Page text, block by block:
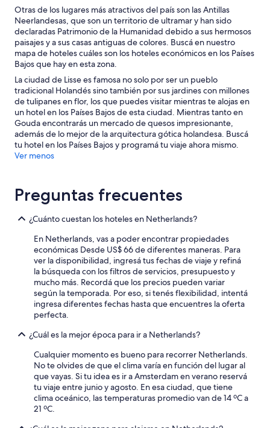
Otras de los lugares más atractivos del país son las Antillas
Neerlandesas, que son un territorio de ultramar y han sido
declaradas Patrimonio de la Humanidad debido a sus hermosos
paisajes y a sus casas antiguas de colores. Buscá en nuestro
mapa de hoteles cuáles son los hoteles económicos en los Países
Bajos que hay en esta zona.
La ciudad de Lisse es famosa no solo por ser un pueblo
tradicional Holandés sino también por sus jardines con millones
de tulipanes en flor, los que puedes visitar mientras te alojas en
un hotel en los Países Bajos de esta ciudad. Mientras tanto en
Gouda encontrarás un mercado de quesos impresionante,
además de lo mejor de la arquitectura gótica holandesa. Buscá
tu hotel en los Países Bajos y programá tu viaje ahora mismo.
Ver menos
Preguntas frecuentes
¿Cuánto cuestan los hoteles en Netherlands?
En Netherlands, vas a poder encontrar propiedades
económicas Desde US$ 66 de diferentes maneras. Para
ver la disponibilidad, ingresá tus fechas de viaje y refiná
la búsqueda con los filtros de servicios, presupuesto y
mucho más. Recordá que los precios pueden variar
según la temporada. Por eso, si tenés flexibilidad, intentá
ingresa diferentes fechas hasta que encuentres la oferta
perfecta.
¿Cuál es la mejor época para ir a Netherlands?
Cualquier momento es bueno para recorrer Netherlands.
No te olvides de que el clima varía en función del lugar al
que vayas. Si tu idea es ir a Amsterdam en verano reservá
tu viaje entre junio y agosto. En esa ciudad, que tiene
clima oceánico, las temperaturas promedio van de 14 ºC a
21 ºC.